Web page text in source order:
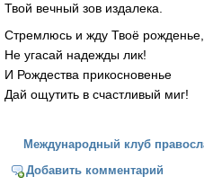
Твой вечный зов издалека.
Стремлюсь и жду Твоё рожденье,
Не угасай надежды лик!
И Рождества прикосновенье
Дай ощутить в счастливый миг!
Международный клуб
Добавить комментарий